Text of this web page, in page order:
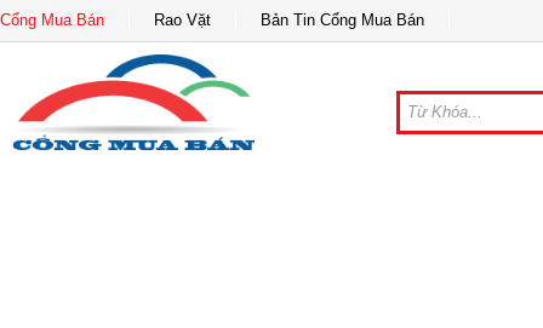
Cổng Mua Bán Rao Vặt Bản Tin Cổng Mua Bán